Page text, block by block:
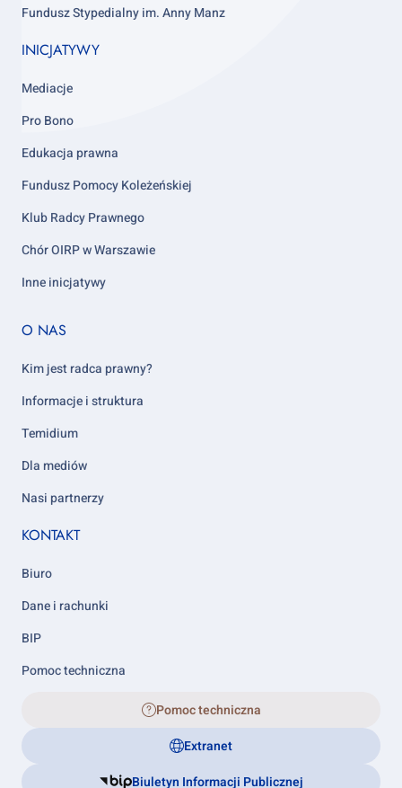
Fundusz Stypedialny im. Anny Manz
INICJATYWY
Mediacje
Pro Bono
Edukacja prawna
Fundusz Pomocy Koleżeńskiej
Klub Radcy Prawnego
Chór OIRP w Warszawie
Inne inicjatywy
Footer
5
O NAS
Kim jest radca prawny?
Informacje i struktura
Temidium
Dla mediów
Nasi partnerzy
KONTAKT
Biuro
Dane i rachunki
BIP
Pomoc techniczna
Pomoc techniczna
Extranet
Biuletyn Informacji Publicznej